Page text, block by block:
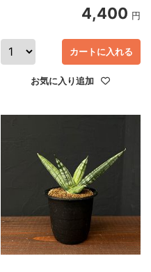
4,400 円
お気に入り追加
カートに入れる